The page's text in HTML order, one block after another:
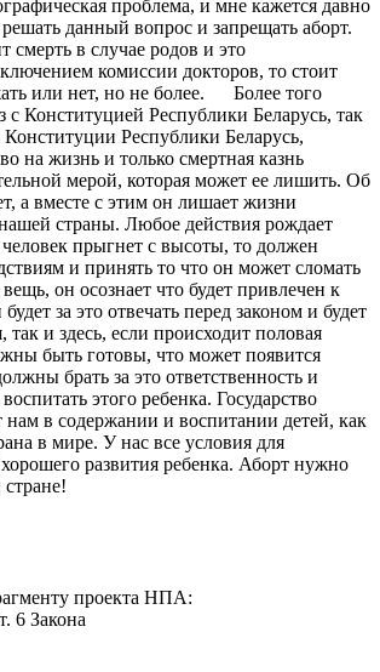
проблема, и мне кажется давно
данный вопрос и запрещать аборт.
смерть в случае родов и это
комиссии докторов, то стоит
или нет, но не более. Более того
с Конституцией Республики Беларусь, так
Конституции Республики Беларусь,
на жизнь и только смертная казнь
мерой, которая может ее лишить. Об
а вместе с этим он лишает жизни
страны. Любое действия рождает
человек прыгнет с высоты, то должен
и принять то что он может сломать
он осознает что будет привлечен к
за это отвечать перед законом и будет
так и здесь, если происходит половая
быть готовы, что может появится
брать за это ответственность и
этого ребенка. Государство
нам в содержании и воспитании детей, как
в мире. У нас все условия для
развития ребенка. Аборт нужно
проекта НПА:
6 Закона